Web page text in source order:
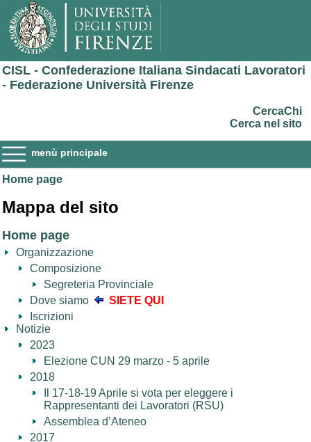
CISL - Confederazione Italiana Sindacati Lavoratori
- Federazione Università Firenze
CercaChi
Cerca nel sito
menù principale
Home page
Mappa del sito
Home page
Organizzazione
Composizione
Segreteria Provinciale
Dove siamo
SIETE QUI
Iscrizioni
Notizie
2023
Elezione CUN 29 marzo - 5 aprile
2018
Il 17-18-19 Aprile si vota per eleggere i
Rappresentanti dei Lavoratori (RSU)
Assemblea d’Ateneo
2017